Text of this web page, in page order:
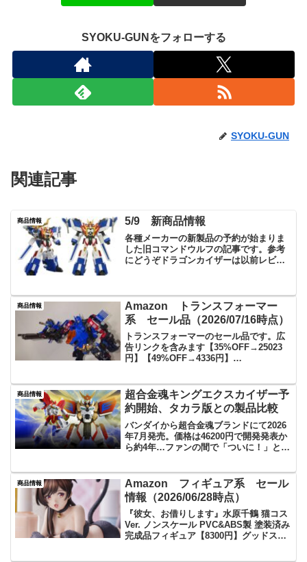
SYOKU-GUNをフォローする
SYOKU-GUN
関連記事
商品情報 5/9 新商品情報
各種メーカーの新製品の予約が始まりま
した旧コマンドウルフの記事です。参考
にどうぞドラゴンカイザーは以前レビュ
うですその他マックスフ...
商品情報
Amazon トランスフォーマー
系 セール品（2026/07/16時点）
トランスフォーマーのセール品です。広
告リンクを含みます【35%OFF→25023
円】【49%OFF→4336円】
【12%OFF→21294円】【定価1100円
→463円】【定価748...
商品情報
超合金魂キングエクスカイザー予
約開始、タカラ版との製品比較
バンダイから超合金魂ブランドにて2026
年7月発売。価格は46200円で開発発表か
ら約4年…ファンの間で「ついに！」と歓
黙を破り、ついにその全貌が公開されま
し...
商品情報
Amazon フィギュア系 セール
情報（2026/06/28時点）
『彼女、お借りします』水原千鶴 猫コス
Ver. ノンスケール PVC&ABS製 塗装済み
完成品フィギュア【8300円】グッドスマ